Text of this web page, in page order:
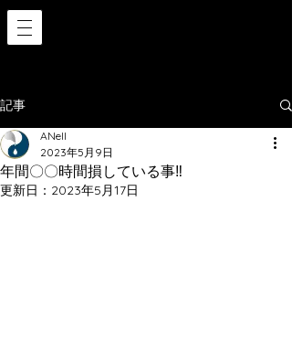
記事
年間〇〇時間損している事‼️
ANell
2023年5月9日
更新日： 2023年5月17日